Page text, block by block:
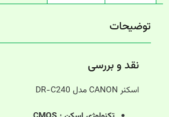
توضیحات
نقد و بررسی
اسکنر CANON مدل DR-C240